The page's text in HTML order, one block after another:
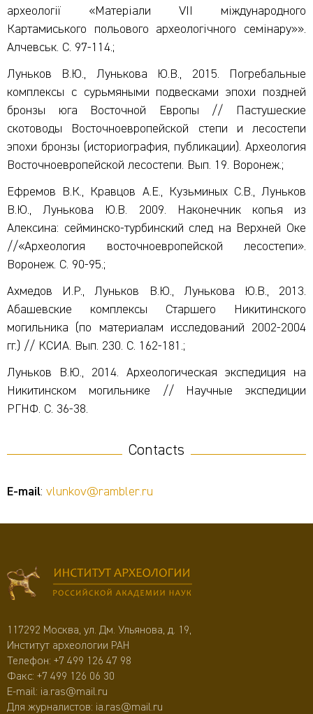
археологiï «Матерiали VII мiждународного
Картамиського польового археологiчного семiнару»».
Алчевськ. С. 97-114.;
Луньков В.Ю., Лунькова Ю.В., 2015. Погребальные
комплексы с сурьмяными подвесками эпохи поздней
бронзы юга Восточной Европы // Пастушеские
скотоводы Восточноевропейской степи и лесостепи
эпохи бронзы (историография, публикации). Археология
Восточноевропейской лесостепи. Вып. 19. Воронеж.;
Ефремов В.К., Кравцов А.Е., Кузьминых С.В., Луньков
В.Ю., Лунькова Ю.В. 2009. Наконечник копья из
Алексина: сейминско-турбинский след на Верхней Оке
//«Археология восточноевропейской лесостепи».
Воронеж. С. 90-95.;
Ахмедов И.Р., Луньков В.Ю., Лунькова Ю.В., 2013.
Абашевские комплексы Старшего Никитинского
могильника (по материалам исследований 2002-2004
гг.) // КСИА. Вып. 230. С. 162-181.;
Луньков В.Ю., 2014. Археологическая экспедиция на
Никитинском могильнике // Научные экспедиции
РГНФ. С. 36-38.
Contacts
E-mail: vlunkov@rambler.ru
117292 Москва, ул. Дм. Ульянова, д. 19,
Институт археологии РАН
Телефон: +7 499 126 47 98
Факс: +7 499 126 06 30
E-mail: ia.ras@mail.ru
Для журналистов: ia.ras@mail.ru